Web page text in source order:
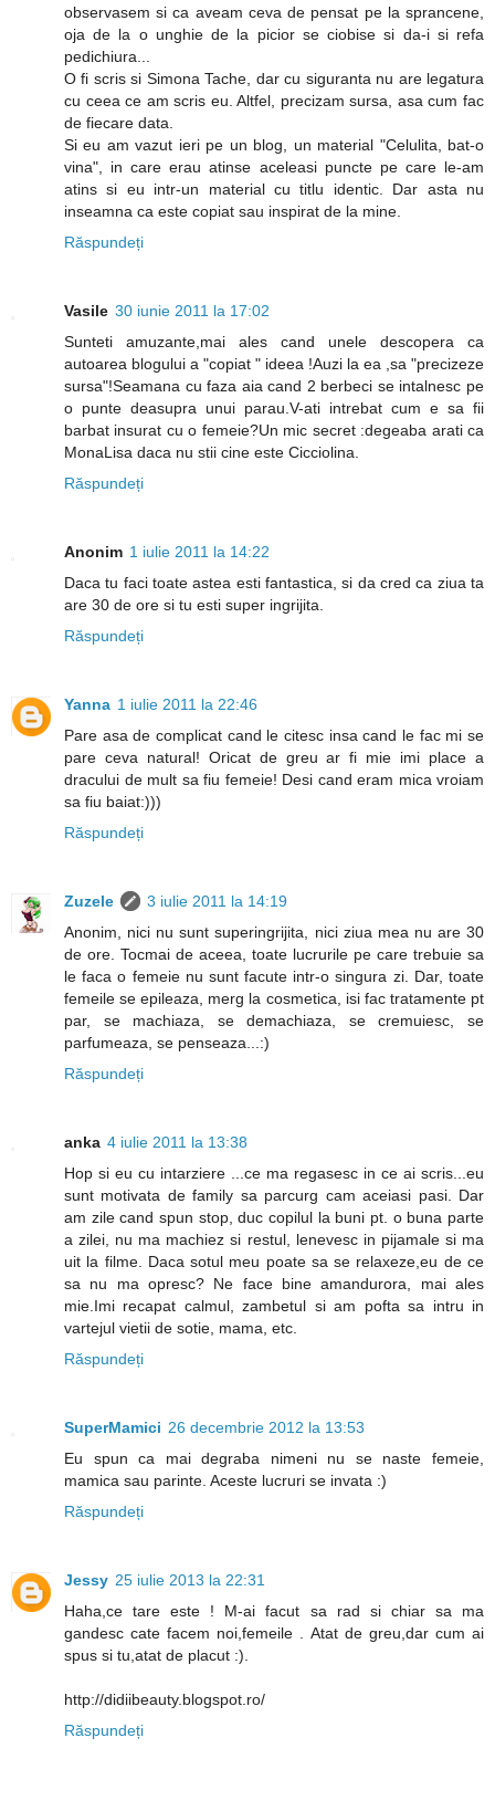
observasem si ca aveam ceva de pensat pe la sprancene,
oja de la o unghie de la picior se ciobise si da-i si refa
pedichiura...
O fi scris si Simona Tache, dar cu siguranta nu are legatura
cu ceea ce am scris eu. Altfel, precizam sursa, asa cum fac
de fiecare data.
Si eu am vazut ieri pe un blog, un material "Celulita, bat-o
vina", in care erau atinse aceleasi puncte pe care le-am
atins si eu intr-un material cu titlu identic. Dar asta nu
inseamna ca este copiat sau inspirat de la mine.
Răspundeți
Vasile 30 iunie 2011 la 17:02
Sunteti amuzante,mai ales cand unele descopera ca
autoarea blogului a "copiat " ideea !Auzi la ea ,sa "precizeze
sursa"!Seamana cu faza aia cand 2 berbeci se intalnesc pe
o punte deasupra unui parau.V-ati intrebat cum e sa fii
barbat insurat cu o femeie?Un mic secret :degeaba arati ca
MonaLisa daca nu stii cine este Cicciolina.
Răspundeți
Anonim 1 iulie 2011 la 14:22
Daca tu faci toate astea esti fantastica, si da cred ca ziua ta
are 30 de ore si tu esti super ingrijita.
Răspundeți
Yanna 1 iulie 2011 la 22:46
Pare asa de complicat cand le citesc insa cand le fac mi se
pare ceva natural! Oricat de greu ar fi mie imi place a
dracului de mult sa fiu femeie! Desi cand eram mica vroiam
sa fiu baiat:)))
Răspundeți
Zuzele
3 iulie 2011 la 14:19
Anonim, nici nu sunt superingrijita, nici ziua mea nu are 30
de ore. Tocmai de aceea, toate lucrurile pe care trebuie sa
le faca o femeie nu sunt facute intr-o singura zi. Dar, toate
femeile se epileaza, merg la cosmetica, isi fac tratamente pt
par, se machiaza, se demachiaza, se cremuiesc, se
parfumeaza, se penseaza...:)
Răspundeți
anka 4 iulie 2011 la 13:38
Hop si eu cu intarziere ...ce ma regasesc in ce ai scris...eu
sunt motivata de family sa parcurg cam aceiasi pasi. Dar
am zile cand spun stop, duc copilul la buni pt. o buna parte
a zilei, nu ma machiez si restul, lenevesc in pijamale si ma
uit la filme. Daca sotul meu poate sa se relaxeze,eu de ce
sa nu ma opresc? Ne face bine amandurora, mai ales
mie.Imi recapat calmul, zambetul si am pofta sa intru in
vartejul vietii de sotie, mama, etc.
Răspundeți
SuperMamici 26 decembrie 2012 la 13:53
Eu spun ca mai degraba nimeni nu se naste femeie,
mamica sau parinte. Aceste lucruri se invata :)
Răspundeți
Jessy 25 iulie 2013 la 22:31
Haha,ce tare este ! M-ai facut sa rad si chiar sa ma
gandesc cate facem noi,femeile . Atat de greu,dar cum ai
spus si tu,atat de placut :).
http://didiibeauty.blogspot.ro/
Răspundeți